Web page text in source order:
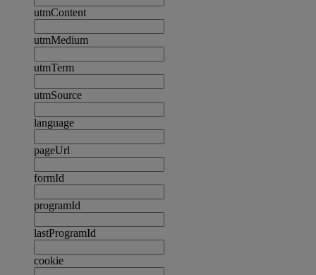
utmContent
utmMedium
utmTerm
utmSource
language
pageUrl
formId
programId
lastProgramId
cookie